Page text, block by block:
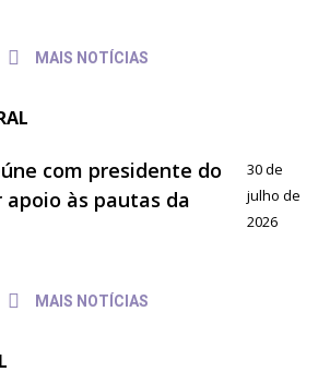
MAIS NOTÍCIAS
com presidente do
apoio às pautas da
30 de
julho de
2026
MAIS NOTÍCIAS